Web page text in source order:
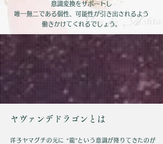
意識変換をサポートし
唯一無二である個性、可能性が引き出されるよう
働きかけてくれるでしょう。
ヤヴァンデドラゴンとは
洋子ヤマグチの元に “龍”という意識が降りてきたのが